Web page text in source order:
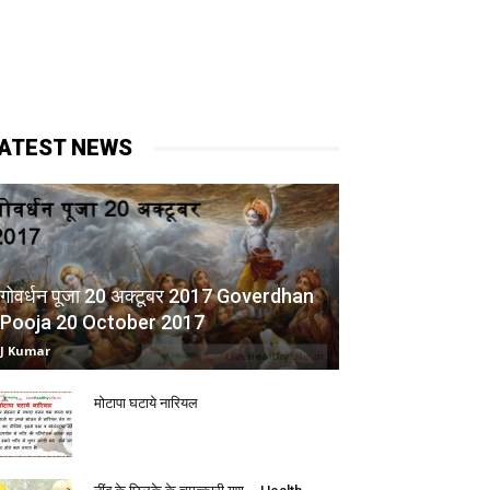
NEWS
गोवर्धन पूजा 20 अक्टूबर 2017 Goverdhan
Pooja 20 October 2017
J Kumar
मोटापा घटाये नारियल